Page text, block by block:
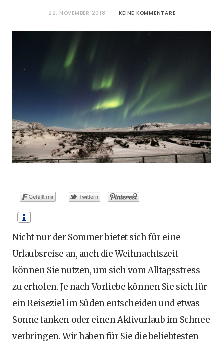
)
22. NOVEMBER 2018 KEINE KOMMENTARE
Nicht nur der Sommer bietet sich für eine
Urlaubsreise an, auch die Weihnachtszeit
können Sie nutzen, um sich vom Alltagsstress
zu erholen. Je nach Vorliebe können Sie sich für
ein Reiseziel im Süden entscheiden und etwas
Sonne tanken oder einen Aktivurlaub im Schnee
verbringen. Wir haben für Sie die beliebtesten